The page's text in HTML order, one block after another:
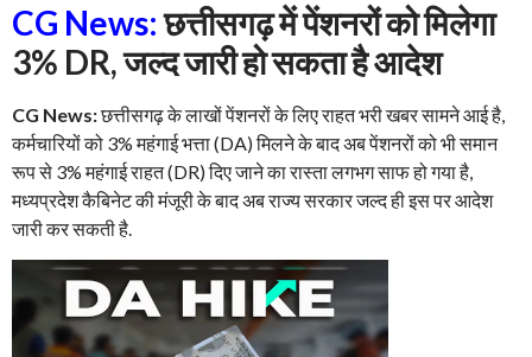
CG News:छत्तीसगढ़ में पेंशनरों को मिलेगा
3% DR, जल्द जारी हो सकता है आदेश
CG News:छत्तीसगढ़ के लाखों पेंशनरों के लिए राहत भरी खबर सामने आई है,
कर्मचारियों को 3% महंगाई भत्ता (DA) मिलने के बाद अब पेंशनरों को भी समान
रूप से 3% महंगाई राहत (DR) दिए जाने का रास्ता लगभग साफ हो गया है,
मध्यप्रदेश कैबिनेट की मंजूरी के बाद अब राज्य सरकार जल्द ही इस पर आदेश
जारी कर सकती है.